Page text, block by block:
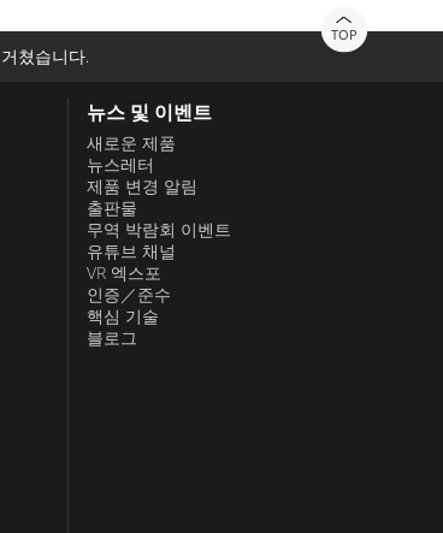
TOP
쳤습니다.
뉴스 및 이벤트
새로운 제품
뉴스레터
제품 변경 알림
출판물
무역 박람회 이벤트
유튜브 채널
VR 엑스포
인증／준수
핵심 기술
블로그